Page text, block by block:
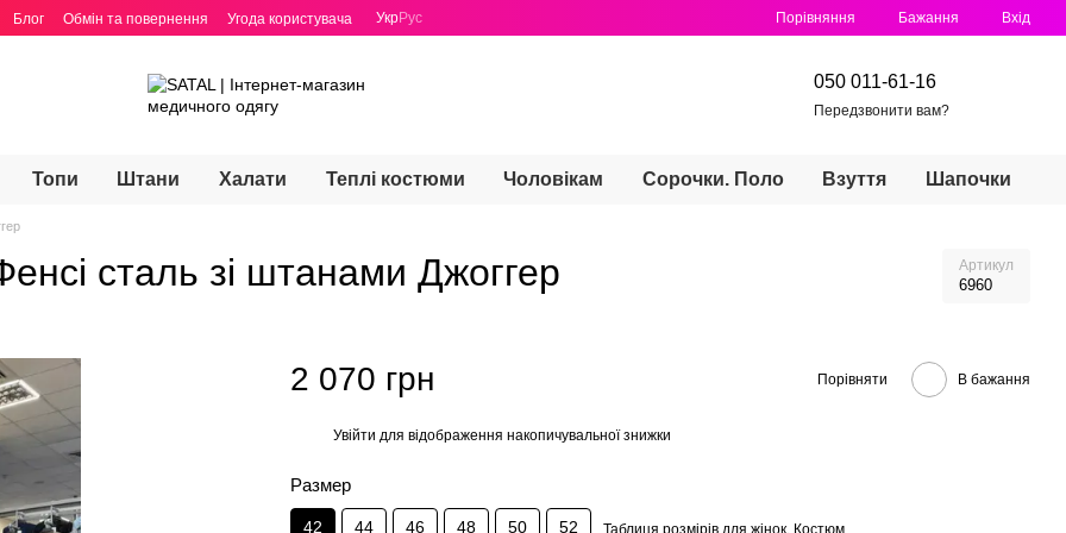
Блог Обмін та повернення Угода користувача УкрРус Порівняння Бажання Вхід
050 011-61-16
Передзвонити вам?
Топи Штани Халати Теплі костюми Чоловікам Сорочки. Поло Взуття Шапочки
сталь зі штанами Джоггер Артикул
6960
2 070 грн Порівняти В бажання
Увійти для відображення накопичувальної знижки
Размер
42 44 46 48 50 52 Таблиця розмірів для жінок. Костюм